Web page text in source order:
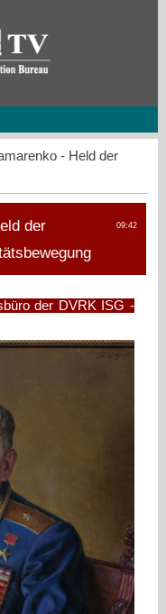
- Held der
09:42
der
der DVRK ISG -